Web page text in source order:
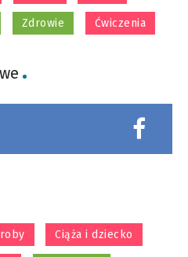
Zdrowie Ćwiczenia
Ciąża i dziecko